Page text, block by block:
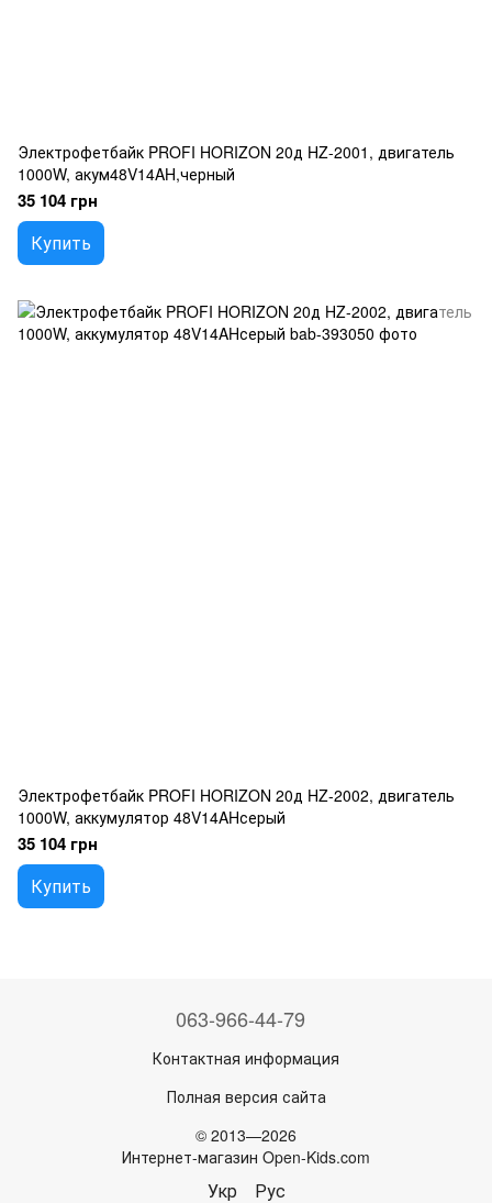
Электрофетбайк PROFI HORIZON 20д HZ-2001, двигатель
1000W, акум48V14AH,черный
35 104 грн
Купить
Электрофетбайк PROFI HORIZON 20д HZ-2002, двигатель
1000W, аккумулятор 48V14AHсерый
35 104 грн
Купить
063-966-44-79
Контактная информация
Полная версия сайта
© 2013—2026
Интернет-магазин Open-Kids.com
Укр Рус